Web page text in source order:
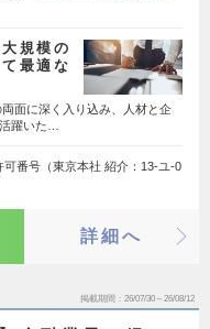
規模の
最適な
面に深く入り込み、人材と企
躍いた…
番号（東京本社 紹介：13-ユ-0
詳細へ
掲載期間 26/07/30～26/08/12